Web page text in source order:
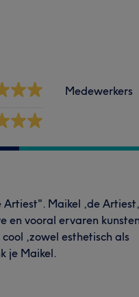
Medewerkers
Maikel ,de
en vooral ervaren
,zowel esthetisch als
je Maikel.